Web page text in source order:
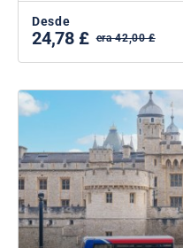
Desde
24,78 £ era 42,00 £